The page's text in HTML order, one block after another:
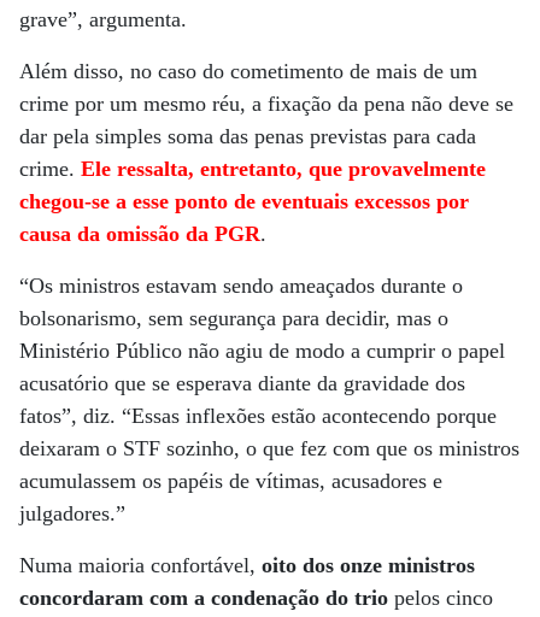
grave”, argumenta.
Além disso, no caso do cometimento de mais de um
crime por um mesmo réu, a fixação da pena não deve se
dar pela simples soma das penas previstas para cada
crime. Ele ressalta, entretanto, que provavelmente
chegou-se a esse ponto de eventuais excessos por
causa da omissão da PGR.
“Os ministros estavam sendo ameaçados durante o
bolsonarismo, sem segurança para decidir, mas o
Ministério Público não agiu de modo a cumprir o papel
acusatório que se esperava diante da gravidade dos
fatos”, diz. “Essas inflexões estão acontecendo porque
deixaram o STF sozinho, o que fez com que os ministros
acumulassem os papéis de vítimas, acusadores e
julgadores.”
Numa maioria confortável, oito dos onze ministros
concordaram com a condenação do trio pelos cinco